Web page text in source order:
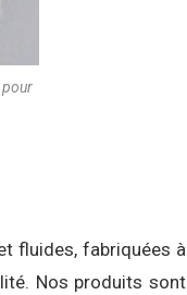
pour
fluides, fabriquées à
Nos produits sont